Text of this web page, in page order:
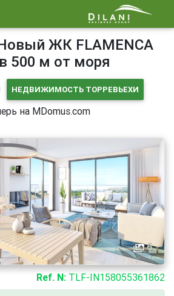
ЖК FLAMENCA
500 м от моря
НЕДВИЖИМОСТЬ ТОРРЕВЬЕХИ
на MDomus.com
6
Ref. N: TLF-IN158055361862